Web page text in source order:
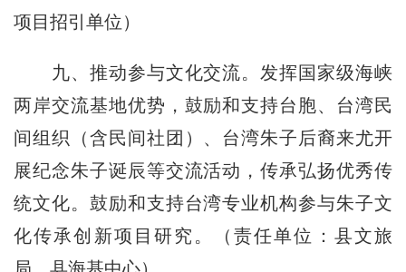
项目招引单位）
九、推动参与文化交流。发挥国家级海峡
两岸交流基地优势，鼓励和支持台胞、台湾民
间组织（含民间社团）、台湾朱子后裔来尤开
展纪念朱子诞辰等交流活动，传承弘扬优秀传
统文化。鼓励和支持台湾专业机构参与朱子文
化传承创新项目研究。（责任单位： 县文旅